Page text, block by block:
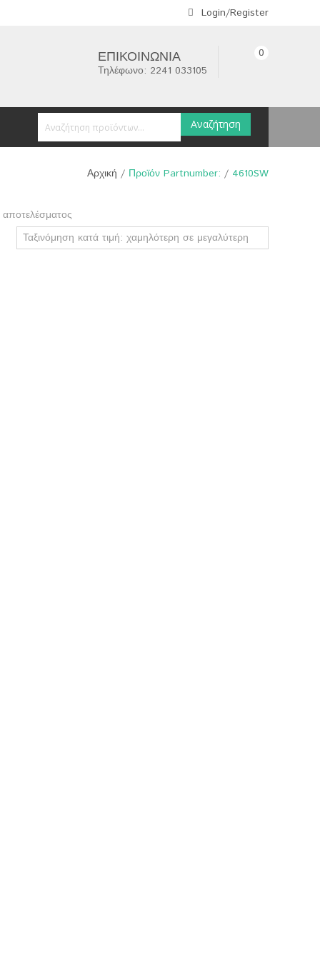
Login/Register
ΕΠΙΚΟΙΝΩΝΊΑ
Τηλέφωνο: 2241 033105
0
Αναζήτηση
Αρχική / Προϊόν Partnumber: / 4610SW
Ταξινόμηση κατά τιμή: χαμηλότερη σε μεγαλύτερη